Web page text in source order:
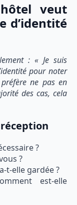
veut
d’identité
: « Je suis
pour noter
ne pas en
des cas, cela
?
?
t-elle gardée ?
est-elle